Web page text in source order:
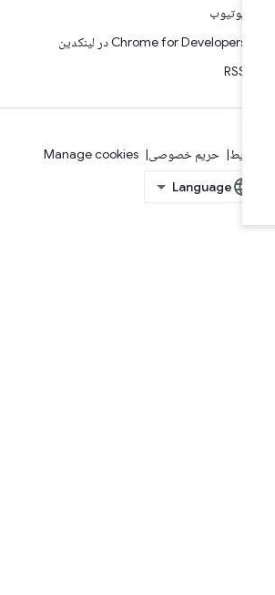
یوتیوب
Chrome for Developers در لینکدین
حریم خصوصی Manage cookies